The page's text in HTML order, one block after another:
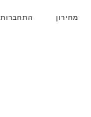
התחברות מחירון